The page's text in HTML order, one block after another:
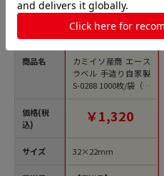
商品名
価格(税
込)
サイズ
カミイソ産商 エース
ラベル 手造り自家製
S-0288 1000枚/袋（ご
注文単位1袋）【直送
￥1,320
32×22mm